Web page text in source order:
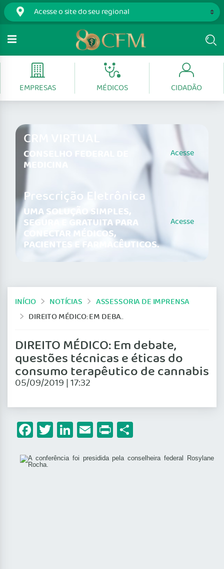
EMPRESAS MÉDICOS CIDADÃO
CRM VIRTUAL
CONSELHO FEDERAL DE
MEDICINA
Acesse
Prescrição Eletrônica
UMA SOLUÇÃO SIMPLES,
SEGURA E GRATUITA PARA
CONECTAR MÉDICOS,
PACIENTES E FARMACÊUTICOS.
Acesse
INÍCIO NOTÍCIAS
ASSESSORIA DE IMPRENSA
DIREITO MÉDICO: EM DEBATE, QUESTÕES TÉCNICAS E ÉTICAS DO CONSUMO TERAPÊUTICO DE CANNABIS
DIREITO MÉDICO: Em debate,
questões técnicas e éticas do
consumo terapêutico de cannabis
05/09/2019 | 17:32
Facebook
Twitter
LinkedIn
Email
Print